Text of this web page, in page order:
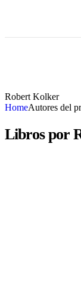
Robert Kolker
HomeAutores del
Libros por